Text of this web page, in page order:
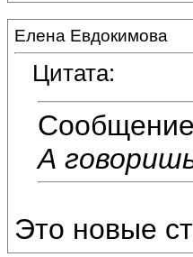
Елена Евдокимова
Цитата:
А
Это новые